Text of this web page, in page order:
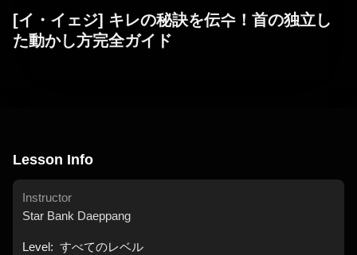
[イ・イェジ] キレの秘訣を伝수！首の独立し
た動かし方完全ガイド
Lesson Info
Instructor
Star Bank Daeppang
Level: すべてのレベル